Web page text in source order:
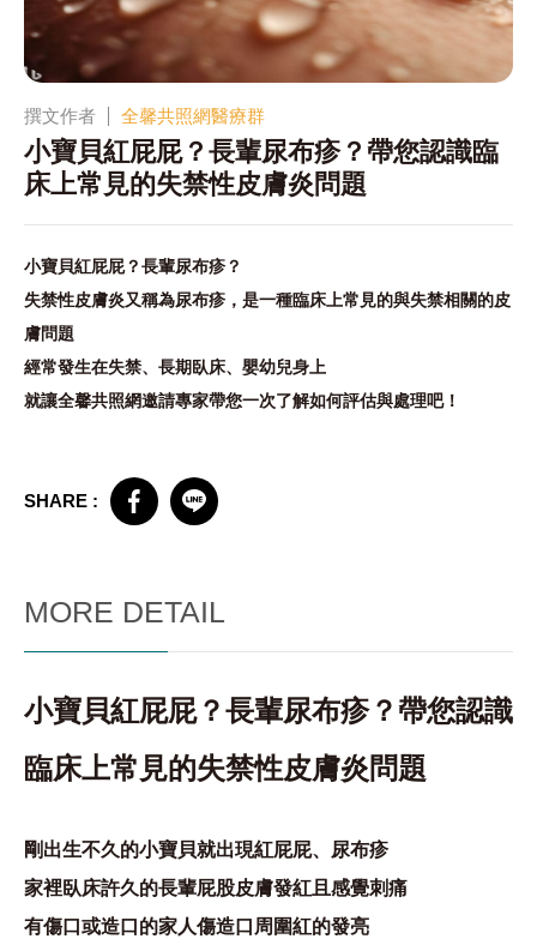
撰文作者 全馨共照網醫療群
小寶貝紅屁屁？長輩尿布疹？帶您認識臨
床上常見的失禁性皮膚炎問題
小寶貝紅屁屁？長輩尿布疹？
失禁性皮膚炎又稱為尿布疹，是一種臨床上常見的與失禁相關的皮
膚問題
經常發生在失禁、長期臥床、嬰幼兒身上
就讓全馨共照網邀請專家帶您一次了解如何評估與處理吧！
SHARE :
MORE DETAIL
小寶貝紅屁屁？長輩尿布疹？帶您認識
臨床上常見的失禁性皮膚炎問題
剛出生不久的小寶貝就出現紅屁屁、尿布疹
家裡臥床許久的長輩屁股皮膚發紅且感覺刺痛
有傷口或造口的家人傷造口周圍紅的發亮